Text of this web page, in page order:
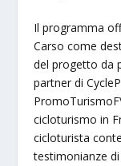
Il programma
Carso come
del progetto da
partner di
cicloturismo in
cicloturista
testimonianze di